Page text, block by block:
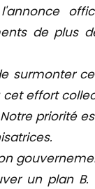
de plus
surmonter
cet effort
priorité
un plan B.